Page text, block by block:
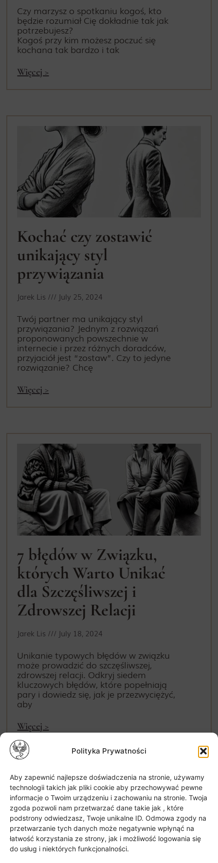
Polityka Prywatności
Aby zapewnić najlepsze doświadczenia na stronie, używamy
technologii takich jak pliki cookie aby przechowywać pewne
informacje o Twoim urządzeniu i zachowaniu na stronie. Twoja
zgoda pozwoli nam przetwarzać dane takie jak , które
podstrony odwiedzasz, Twoje unikalne ID. Odmowa zgody na
przetwarzanie tych danych może negatywnie wpłynąć na
łatwość korzystania ze strony, jak i możliwość logowania się
do usług i niektórych funkcjonalności.
Czy marzysz o spotkaniu kogoś, kto
będzie rozumiał Cię dokładnie tak jak
potrzebujesz?
Kogoś przy kim możesz poczuć się
kochana tak bardzo i tak
Więcej >
Kochać czy zostawić
unikający styl
przywiązania
Jarek Lis July 25, 2024
Twój partner ma unikający styl
przywiązania? Jednym z rozwiązań
proponowanych powszechnie w
internecie i przez różnych doradców,
przyjaciół jest “zostaw”. Czy to jedyne
rozwiązanie? Chcę
Więcej >
7 błędów w Związku,
których Warto Unikać
dla Szczęśliwszej i
Zdrowszej Relacji
Jarek Lis July 18, 2024
Unikanie typowych błędów w związku
może prowadzić do szczęśliwszej,
zdrowszej relacji. Odkryj siedem
kluczowych błędów, które popełniają
pary i dowiedz się, jak je przezwyciężyć,
aby
Więcej >
Natępna Strona »